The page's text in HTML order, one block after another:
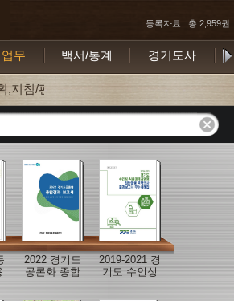
등록자료 : 총 2,959권
무 백서/통계 경기도사
,지침/편람
2022 경기도
공론화 종합
2019-2021 경
기도 수인성